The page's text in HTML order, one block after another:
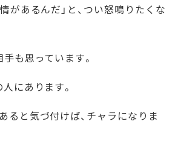
があるんだ」と、つい怒鳴りたくな
も思っています。
にあります。
ると気づ付けば、チャラになりま